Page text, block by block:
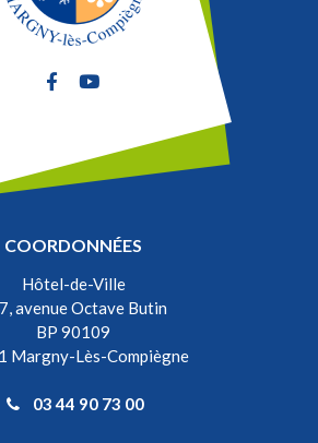
Lien vers le compte Facebook
Lien vers la chaîne Youtube
COORDONNÉES
Hôtel-de-Ville
avenue Octave Butin
BP 90109
Margny-Lès-Compiègne
03 44 90 73 00